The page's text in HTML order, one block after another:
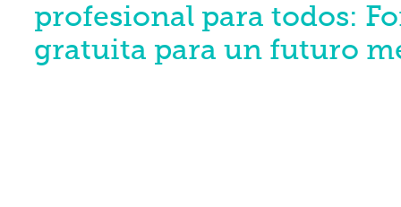
profesional para todos:
gratuita para un futuro